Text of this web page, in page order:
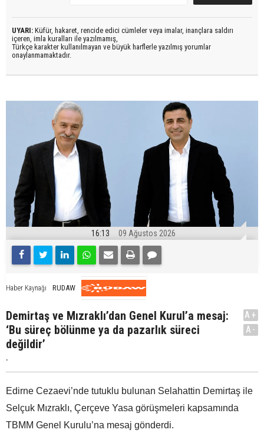
UYARI: Küfür, hakaret, rencide edici cümleler veya imalar, inançlara saldırı
içeren, imla kuralları ile yazılmamış,
Türkçe karakter kullanılmayan ve büyük harflerle yazılmış yorumlar
onaylanmamaktadır.
16:13 09 Ağustos 2026
Haber Kaynağı RUDAW
Demirtaş ve Mızraklı’dan Genel Kurul’a mesaj:
‘Bu süreç bölünme ya da pazarlık süreci
değildir’
.
A+
A-
Edirne Cezaevi’nde tutuklu bulunan Selahattin Demirtaş ile
Selçuk Mızraklı, Çerçeve Yasa görüşmeleri kapsamında
TBMM Genel Kurulu’na mesaj gönderdi.